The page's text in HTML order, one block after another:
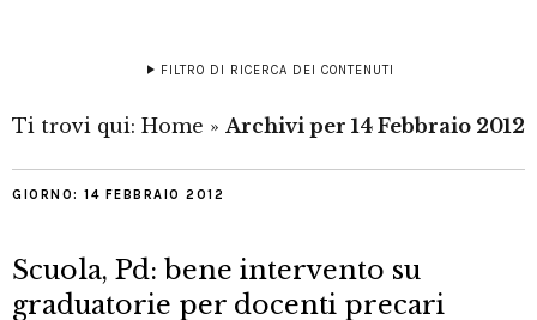
FILTRO DI RICERCA DEI CONTENUTI
Ti trovi qui: Home » Archivi per 14 Febbraio 2012
GIORNO: 14 FEBBRAIO 2012
Scuola, Pd: bene intervento su
graduatorie per docenti precari